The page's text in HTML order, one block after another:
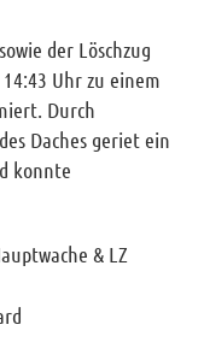
der Löschzug
Uhr zu einem
Durch
Daches geriet ein
konnte
& LZ